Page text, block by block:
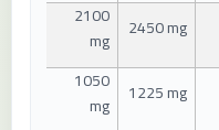
2450 mg
2100
mg
1225 mg
1050
mg